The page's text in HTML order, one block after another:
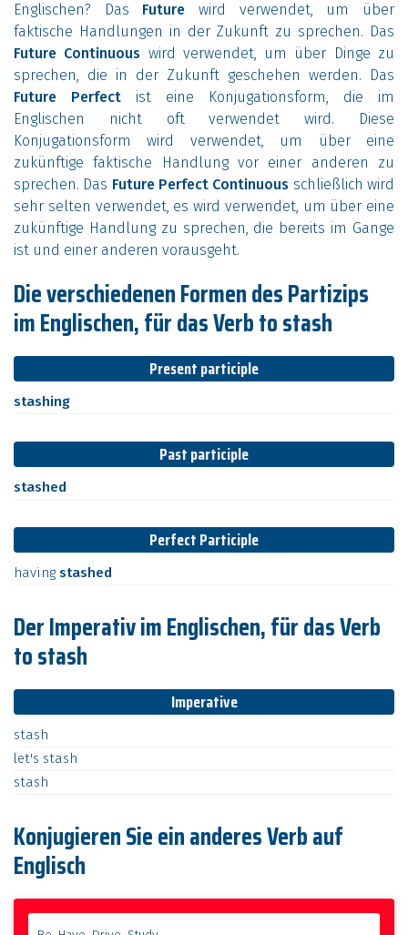
Englischen? Das Future wird verwendet, um über
faktische Handlungen in der Zukunft zu sprechen. Das
Future Continuous wird verwendet, um über Dinge zu
sprechen, die in der Zukunft geschehen werden. Das
Future Perfect ist eine Konjugationsform, die im
Englischen nicht oft verwendet wird. Diese
Konjugationsform wird verwendet, um über eine
zukünftige faktische Handlung vor einer anderen zu
sprechen. Das Future Perfect Continuous schließlich wird
sehr selten verwendet, es wird verwendet, um über eine
zukünftige Handlung zu sprechen, die bereits im Gange
ist und einer anderen vorausgeht.
Die verschiedenen Formen des Partizips
im Englischen, für das Verb to stash
Present participle
stashing
Past participle
stashed
Perfect Participle
having stashed
Der Imperativ im Englischen, für das Verb
to stash
Imperative
stash
let's stash
stash
Konjugieren Sie ein anderes Verb auf
Englisch